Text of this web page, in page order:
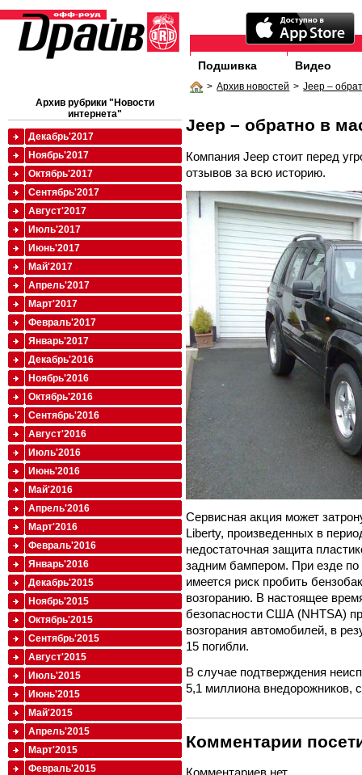
Подшивка Видео
> Архив новостей > Jeep –
Jeep – обратно в
Компания Jeep стоит перед
отзывов за всю историю.
Сервисная акция может
Liberty, произведенных в
недостаточная защита
задним бампером. При езде
имеется риск пробить
возгоранию. В настоящее
безопасности США (NHTSA)
возгорания автомобилей, в
15 погибли.
В случае подтверждения
5,1 миллиона внедорожников,
Комментарии
Комментариев нет
Архив рубрики "Новости
интернета"
Декабрь'2017
Ноябрь'2017
Октябрь'2017
Сентябрь'2017
Август'2017
Июль'2017
Июнь'2017
Май'2017
Апрель'2017
Март'2017
Февраль'2017
Январь'2017
Декабрь'2016
Ноябрь'2016
Октябрь'2016
Сентябрь'2016
Август'2016
Июль'2016
Июнь'2016
Май'2016
Апрель'2016
Март'2016
Февраль'2016
Январь'2016
Декабрь'2015
Ноябрь'2015
Октябрь'2015
Сентябрь'2015
Август'2015
Июль'2015
Июнь'2015
Май'2015
Апрель'2015
Март'2015
Февраль'2015